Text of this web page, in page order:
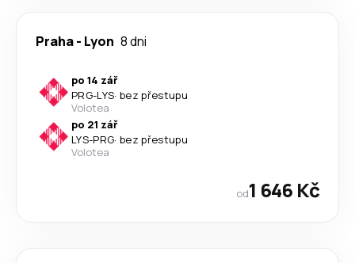
Praha- Lyon 8 dni
po 14 zář
PRG-LYS· bez přestupu
Volotea
po 21 zář
LYS-PRG· bez přestupu
Volotea
od1 646 Kč